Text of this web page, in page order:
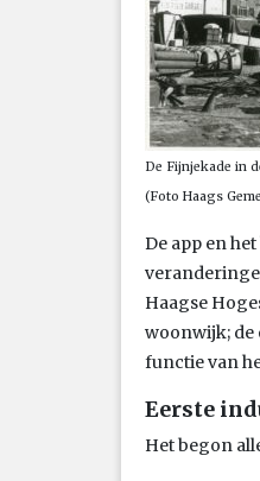
De Fijnjekade in
(Foto Haags
De app en
Haagse
woonwijk;
functie van
Eerste
Het begon